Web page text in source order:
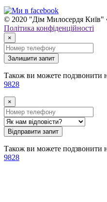
© 2020 "Дім Милосердя Київ"
Політика конфіденційності
×
Залишити запит
Також ви можете подзвонити
9828
×
Відправити запит
Також ви можете подзвонити
9828